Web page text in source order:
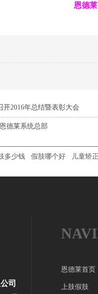
恩德
开2016年总结暨表彰大会
德莱系统总部
多少钱 假肢哪个好 儿童矫
司
恩德莱首页
上肢假肢